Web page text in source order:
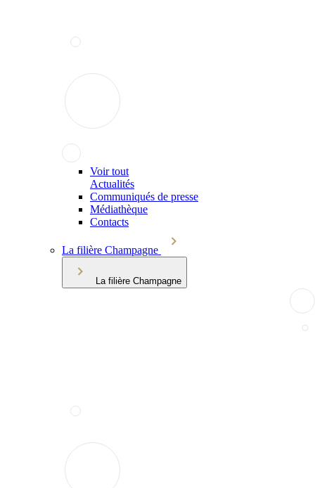
Voir tout
Actualités
Communiqués de presse
Médiathèque
Contacts
La filière Champagne
La filière Champagne